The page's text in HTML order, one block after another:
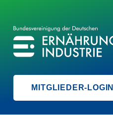
BVE
BUNDESVEREINIGUNG DER ERNÄHRUNGSINDUSTRIE
MITGLIEDER-LOGIN